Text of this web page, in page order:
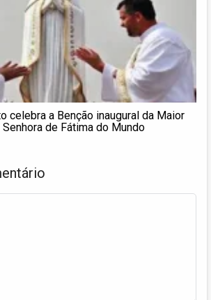
celebra a Benção inaugural da Maior
de Fátima do Mundo